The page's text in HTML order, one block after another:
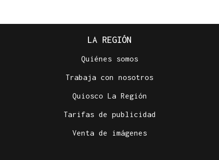
LA REGIÓN
Quiénes somos
Trabaja con nosotros
Quiosco La Región
Tarifas de publicidad
Venta de imágenes